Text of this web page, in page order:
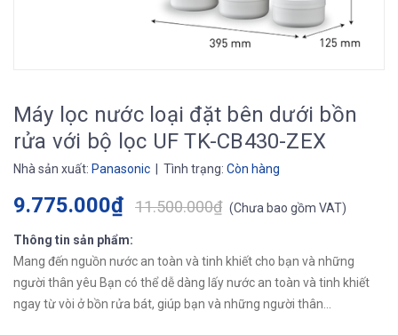
Máy lọc nước loại đặt bên dưới bồn
rửa với bộ lọc UF TK-CB430-ZEX
Nhà sản xuất: Panasonic | Tình trạng: Còn hàng
9.775.000₫ 11.500.000₫ (Chưa bao gồm VAT)
Thông tin sản phẩm:
Mang đến nguồn nước an toàn và tinh khiết cho bạn và những
người thân yêu Bạn có thể dễ dàng lấy nước an toàn và tinh khiết
ngay từ vòi ở bồn rửa bát, giúp bạn và những người thân...